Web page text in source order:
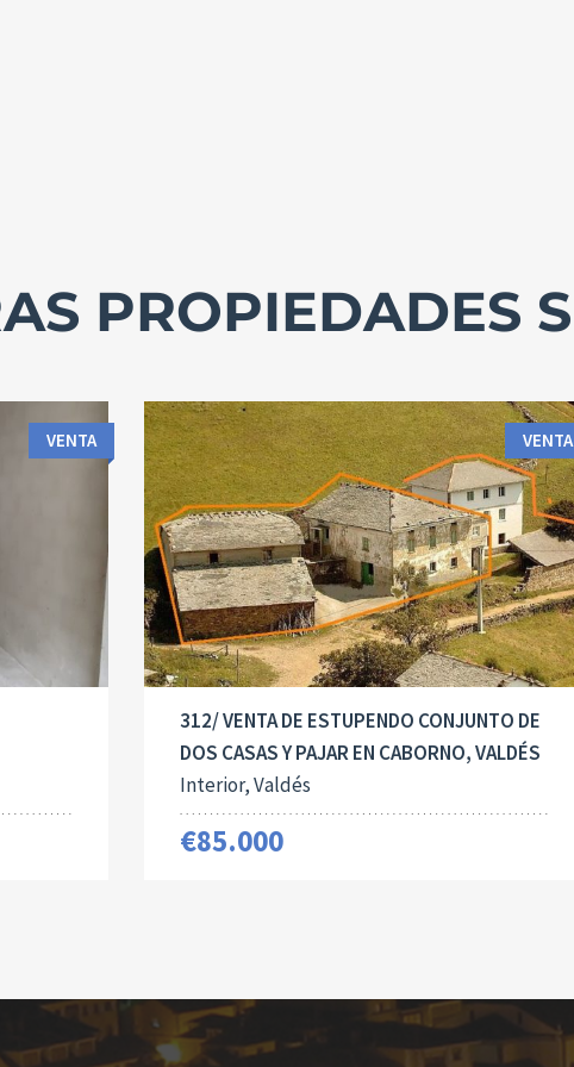
PROPIEDADES
VENTA VENTA
312/ VENTA DE ESTUPENDO CONJUNTO DE
DOS CASAS Y PAJAR EN CABORNO, VALDÉS
Interior, Valdés
€85.000